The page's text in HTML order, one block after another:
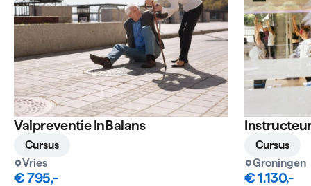
Cursus
Valpreventie InBalans
Vries
€ 795,-
Cursus
Groningen
€ 1.130,-